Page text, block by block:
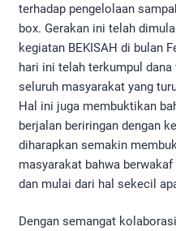
terhadap pengelolaan
box. Gerakan ini telah
kegiatan BEKISAH di bulan
hari ini telah terkumpul
seluruh masyarakat yang
Hal ini juga membuktikan
berjalan beriringan dengan
diharapkan semakin
masyarakat bahwa
dan mulai dari hal sekecil
Dengan semangat